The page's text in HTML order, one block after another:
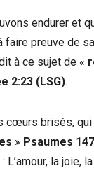
endurer et
preuve de
à ce sujet de «
2:23 (LSG).
cœurs brisés,
» Psaumes
la joie,